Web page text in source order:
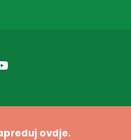
ovdje.